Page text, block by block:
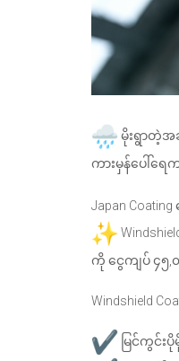
မိုးရွာတဲ့အခ
ကားမှန်ပေါ်ရေ
Japan
ကို ငွေကျပ် ၄၅,
Windshield
မြင်ကွင်း